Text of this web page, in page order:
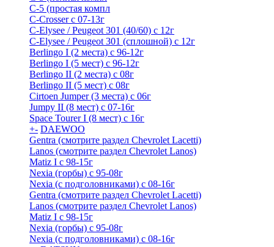
С-5 (простая компл
C-Crosser с 07-13г
C-Elysee / Peugeot 301 (40/60) с 12г
C-Elysee / Peugeot 301 (сплошной) с 12г
Berlingo I (2 места) с 96-12г
Berlingo I (5 мест) с 96-12г
Berlingo II (2 места) с 08г
Berlingo II (5 мест) с 08г
Cirtoen Jumper (3 места) с 06г
Jumpy II (8 мест) с 07-16г
Space Tourer I (8 мест) с 16г
+- DAEWOO
Gentra (смотрите раздел Chevrolet Lacetti)
Lanos (смотрите раздел Chevrolet Lanos)
Matiz I с 98-15г
Nexia (горбы) с 95-08г
Nexia (с подголовниками) с 08-16г
Gentra (смотрите раздел Chevrolet Lacetti)
Lanos (смотрите раздел Chevrolet Lanos)
Matiz I с 98-15г
Nexia (горбы) с 95-08г
Nexia (с подголовниками) с 08-16г